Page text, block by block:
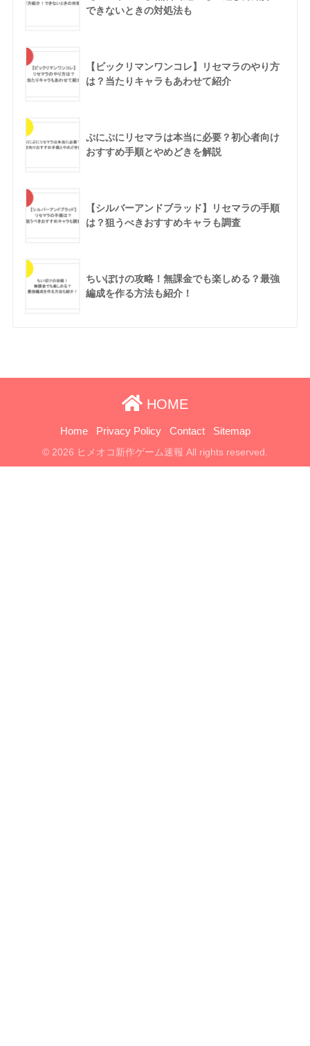
できないときの対処法も
【ビックリマンワンコレ】リセマラのやり方
は？当たりキャラもあわせて紹介
ぷにぷにリセマラは本当に必要？初心者向け
おすすめ手順とやめどきを解説
【シルバーアンドブラッド】リセマラの手順
は？狙うべきおすすめキャラも調査
ちいぽけの攻略！無課金でも楽しめる？最強
編成を作る方法も紹介！
HOME
Home Privacy Policy Contact Sitemap
© 2026 ヒメオコ新作ゲーム速報 All rights reserved.